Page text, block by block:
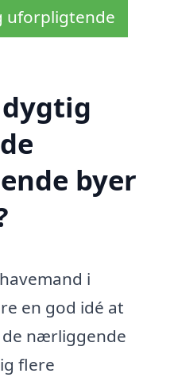
uforpligtende
byer
i
en god idé at
nærliggende
flere